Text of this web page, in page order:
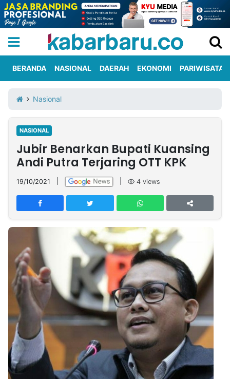
Iklan
Berita
Kami
Nasional
International
Olahraga
Entertainment
Daerah
Pariwisata
Kuliner
Kolom
Network
PT
TREETAN
MULTIMEDIA
INDONESIA
Partner
Insight
NTB
Suara
Time
Lens
IDN
Daily
Jogja
Jalan
Rakyat
Idealita
News
Kita
Notice
Dinamikapost.com
Radar
Baru
Seedbacklink
Follow
Kabarbaru
BERANDA NASIONAL DAERAH EKONOMI PARIWISATA
Nasional
NASIONAL
Jubir Benarkan Bupati Kuansing
Andi Putra Terjaring OTT KPK
19/10/2021 4 views